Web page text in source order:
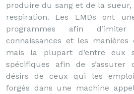
produire du sang et de la
respiration. Les LMDs ont
programmes afin
connaissances et les
mais la plupart d’entre eux
spécifiques afin de s’assurer
désirs de ceux qui les
forgés dans une machine